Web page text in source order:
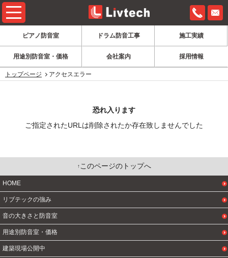
0120-
ピアノ防音室 ドラム防音工事 施工実績
用途別防音室・価格 会社案内 採用情報
トップページ アクセスエラー
恐れ入ります
ご指定されたURLは削除されたか存在致しませんでした
このページのトップへ
HOME
リブテックの強み
音の大きさと防音室
用途別防音室・価格
建築現場公開中